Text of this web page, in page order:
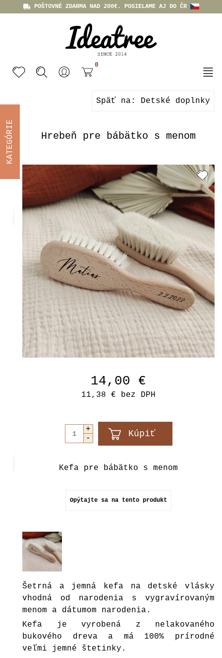
POŠTOVNÉ ZDARMA NAD 200€. POSIELAME AJ DO ČR
0
Späť na: Detské doplnky
Hrebeň pre bábätko s menom
14,00 €
11,38 € bez DPH
Kefa pre bábätko s menom
Opýtajte sa na tento produkt
Šetrná a jemná kefa na detské vlásky
vhodná od narodenia s vygravírovaným
menom a dátumom narodenia.
Kefa je vyrobená z nelakovaného
bukového dreva a má 100% prírodné
veľmi jemné štetinky.
KATEGÓRIE